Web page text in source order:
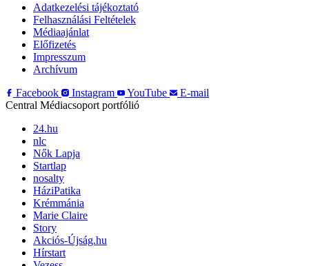
Adatkezelési tájékoztató
Felhasználási Feltételek
Médiaajánlat
Előfizetés
Impresszum
Archívum
Facebook
Instagram YouTube
E-mail
Central Médiacsoport portfólió
24.hu
nlc
Nők Lapja
Startlap
nosalty
HáziPatika
Krémmánia
Marie Claire
Story
Akciós-Újság.hu
Hírstart